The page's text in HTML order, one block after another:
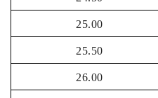
25.00
25.50
26.00